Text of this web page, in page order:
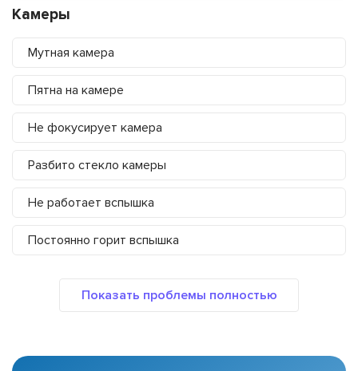
Камеры
Мутная камера
Пятна на камере
Не фокусирует камера
Разбито стекло камеры
Не работает вспышка
Постоянно горит вспышка